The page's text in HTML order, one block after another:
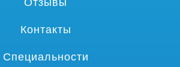
Контакты
Специальности